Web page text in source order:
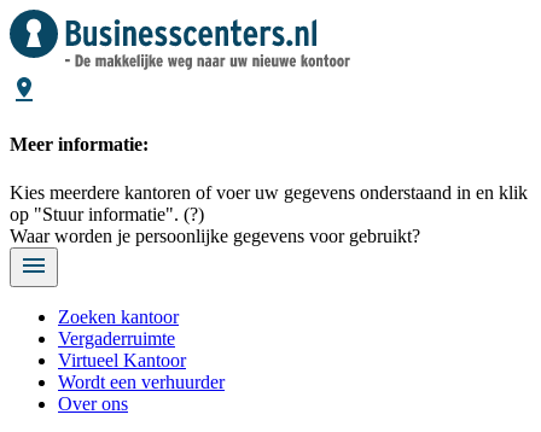
Meer informatie:
Kies meerdere kantoren of voer uw gegevens onderstaand in en klik
op "Stuur informatie". (?)
Waar worden je persoonlijke gegevens voor gebruikt?
Zoeken kantoor
Vergaderruimte
Virtueel Kantoor
Wordt een verhuurder
Over ons